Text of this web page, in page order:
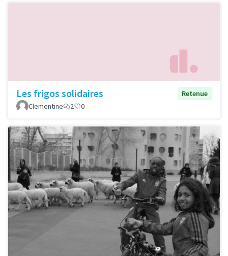
Les frigos solidaires
Retenue
Clementine
2 0